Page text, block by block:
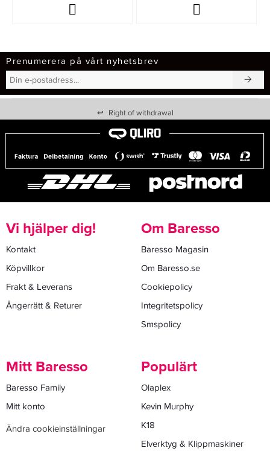
Prenumerera på vårt nyhetsbrev
↩ Right of withdrawal
Vi hjälper dig!
Kontakt
Köpvillkor
Frakt & Leverans
Ångerrätt & Returer
Om Baresso
Baresso Magasin
Om Baresso.se
Cookiepolicy
Integritetspolicy
Smspolicy
Mitt Baresso
Baresso Family
Mitt konto
Ändra cookieinställningar
Populärt
Olaplex
Kevin Murphy
K18
Elverktyg & Klippmaskiner